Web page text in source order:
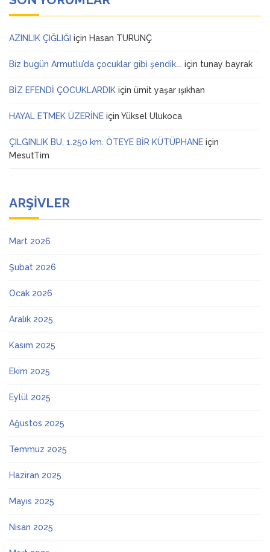
AZINLIK ÇIĞLIĞI için Hasan TURUNÇ
Biz bugün Armutlu’da çocuklar gibi şendik…. için tunay bayrak
BİZ EFENDİ ÇOCUKLARDIK için ümit yaşar ışıkhan
HAYAL ETMEK ÜZERİNE için Yüksel Ulukoca
ÇILGINLIK BU, 1.250 km. ÖTEYE BİR KÜTÜPHANE için
MesutTim
ARŞIVLER
Mart 2026
Şubat 2026
Ocak 2026
Aralık 2025
Kasım 2025
Ekim 2025
Eylül 2025
Ağustos 2025
Temmuz 2025
Haziran 2025
Mayıs 2025
Nisan 2025